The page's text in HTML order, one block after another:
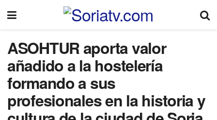
ASOHTUR aporta valor
añadido a la hostelería
formando a sus
profesionales en la historia y